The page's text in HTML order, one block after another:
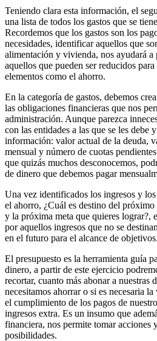
Teniendo clara esta información, el
una lista de todos los gastos que se
Recordemos que los gastos son los
necesidades, identificar aquellos que
alimentación y vivienda, nos ayudará
aquellos que pueden ser reducidos
elementos como el ahorro.
En la categoría de gastos, debemos
las obligaciones financieras que nos
administración. Aunque parezca
con las entidades a las que se les debe
información: valor actual de la deuda,
mensual y número de cuotas
que quizás muchos desconocemos,
de dinero que debemos pagar
Una vez identificados los ingresos y
el ahorro, ¿Cuál es destino del
y la próxima meta que quieres lograr?,
por aquellos ingresos que no se
en el futuro para el alcance de objetivos.
El presupuesto es la herramienta guía
dinero, a partir de este ejercicio
recortar, cuanto más abonar a nuestras
necesitamos ahorrar o si es necesaria
el cumplimiento de los pagos de
ingresos extra. Es un insumo que
financiera, nos permite tomar acciones
posibilidades.